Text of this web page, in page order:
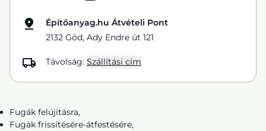
Építőanyag.hu Átvételi Pont
2132 Göd, Ady Endre út 121
Távolság: Szállítási cím
Fugák felújításra,
Fugák frissítésére-átfestésére,